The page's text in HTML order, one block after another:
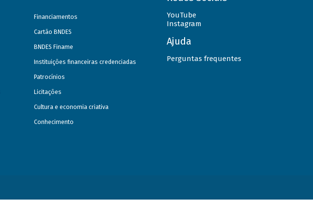
Financiamentos
Cartão BNDES
BNDES Finame
Instituições financeiras credenciadas
Patrocínios
Licitações
Cultura e economia criativa
Conhecimento
YouTube
Instagram
Ajuda
Perguntas frequentes